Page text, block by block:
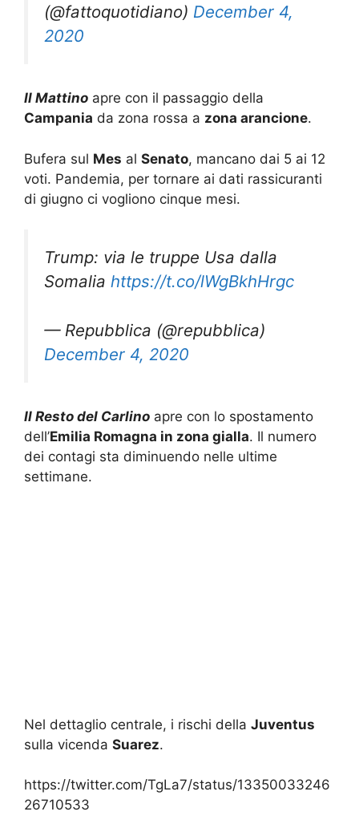
(@fattoquotidiano) December 4,
2020
Il Mattino apre con il passaggio della
Campania da zona rossa a zona arancione.
Bufera sul Mes al Senato, mancano dai 5 ai 12
voti. Pandemia, per tornare ai dati rassicuranti
di giugno ci vogliono cinque mesi.
Trump: via le truppe Usa dalla
Somalia https://t.co/lWgBkhHrgc
— Repubblica (@repubblica)
December 4, 2020
Il Resto del Carlino apre con lo spostamento
dell’Emilia Romagna in zona gialla. Il numero
dei contagi sta diminuendo nelle ultime
settimane.
Nel dettaglio centrale, i rischi della Juventus
sulla vicenda Suarez.
https://twitter.com/TgLa7/status/13350033246
26710533